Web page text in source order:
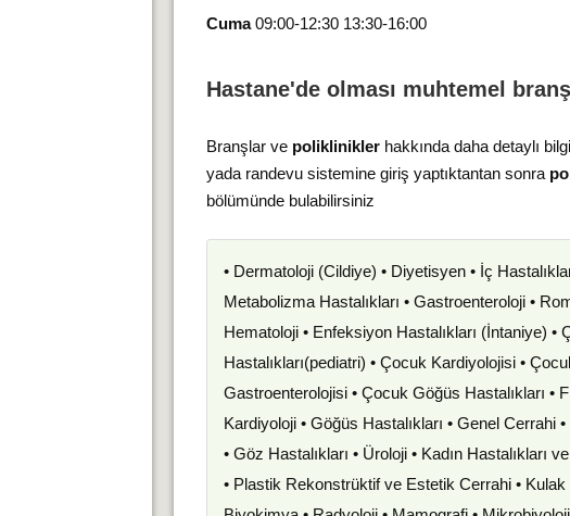
Cuma09:00-12:30 13:30-16:00
Hastane'de olması muhtemel
Branşlar ve polikliniklerhakkında daha detaylı
yada randevu sistemine giriş yaptıktantan sonra
bölümünde bulabilirsiniz
• Dermatoloji (Cildiye) • Diyetisyen • İç
Metabolizma Hastalıkları • Gastroenteroloji •
Hematoloji • Enfeksiyon Hastalıkları (İntaniye) •
Hastalıkları(pediatri) • Çocuk Kardiyolojisi •
Gastroenterolojisi • Çocuk Göğüs Hastalıkları •
Kardiyoloji • Göğüs Hastalıkları • Genel Cerrahi
• Göz Hastalıkları • Üroloji • Kadın Hastalıkları
• Plastik Rekonstrüktif ve Estetik Cerrahi • Kulak